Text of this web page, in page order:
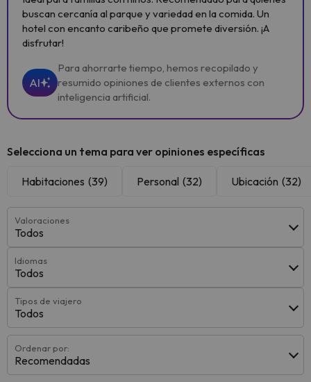
buscan cercanía al parque y variedad en la comida. Un
hotel con encanto caribeño que promete diversión. ¡A
disfrutar!
AI
Para ahorrarte tiempo, hemos recopilado y
resumido opiniones de clientes externos con
inteligencia artificial.
Selecciona un tema para ver opiniones específicas
Habitaciones (39) Personal (32) Ubicación (32)
Valoraciones
Todos
Idiomas
Todos
Tipos de viajero
Todos
Ordenar por:
Recomendadas